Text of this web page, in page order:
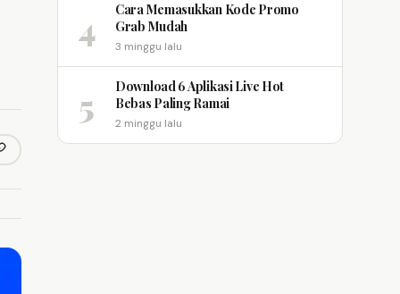
link
4
Cara Memasukkan Kode Promo
Grab Mudah
3 minggu lalu
5
Download 6 Aplikasi Live Hot
Bebas Paling Ramai
2 minggu lalu